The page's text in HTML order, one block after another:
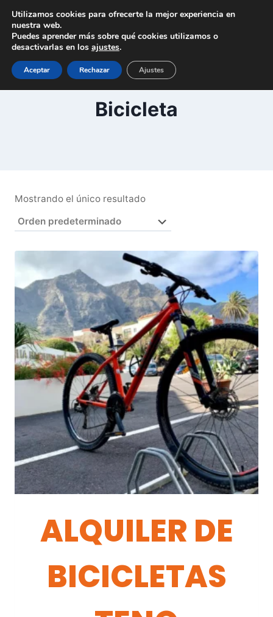
contenido
Bicicleta
Mostrando el único resultado
ALQUILER DE
BICICLETAS
Utilizamos cookies para ofrecerte la mejor experiencia en
nuestra web.
Puedes aprender más sobre qué cookies utilizamos o
desactivarlas en los ajustes.
Aceptar Rechazar Ajustes